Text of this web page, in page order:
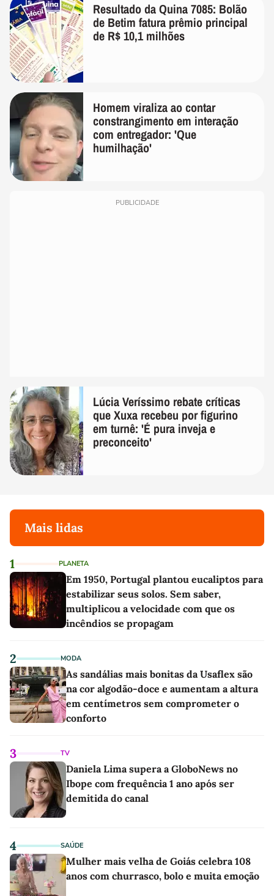
Resultado da Quina 7085: Bolão
de Betim fatura prêmio principal
de R$ 10,1 milhões
Homem viraliza ao contar
constrangimento em interação
com entregador: 'Que
humilhação'
PUBLICIDADE
Lúcia Veríssimo rebate críticas
que Xuxa recebeu por figurino
em turnê: 'É pura inveja e
preconceito'
Mais lidas
1 PLANETA
Em 1950, Portugal plantou eucaliptos para
estabilizar seus solos. Sem saber,
multiplicou a velocidade com que os
incêndios se propagam
2 MODA
As sandálias mais bonitas da Usaflex são
na cor algodão-doce e aumentam a altura
em centímetros sem comprometer o
conforto
3 TV
Daniela Lima supera a GloboNews no
Ibope com frequência 1 ano após ser
demitida do canal
4 SAÚDE
Mulher mais velha de Goiás celebra 108
anos com churrasco, bolo e muita emoção